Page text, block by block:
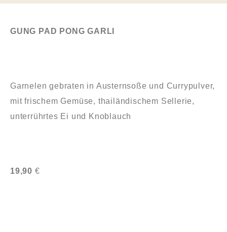
GUNG PAD PONG GARLI
Garnelen gebraten in Austernsoße und Currypulver,
mit frischem Gemüse, thailändischem Sellerie,
unterrührtes Ei und Knoblauch
19,90 €